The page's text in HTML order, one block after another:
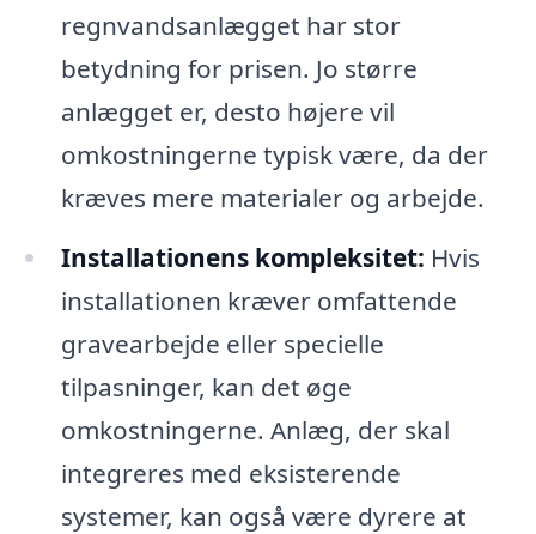
regnvandsanlægget har stor
betydning for prisen. Jo større
anlægget er, desto højere vil
omkostningerne typisk være, da der
kræves mere materialer og arbejde.
Installationens kompleksitet: Hvis
installationen kræver omfattende
gravearbejde eller specielle
tilpasninger, kan det øge
omkostningerne. Anlæg, der skal
integreres med eksisterende
systemer, kan også være dyrere at